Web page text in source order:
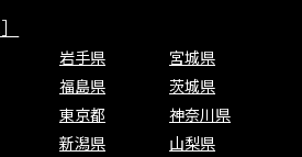
岩手県
宮城県
福島県
茨城県
東京都
神奈川県
新潟県
山梨県